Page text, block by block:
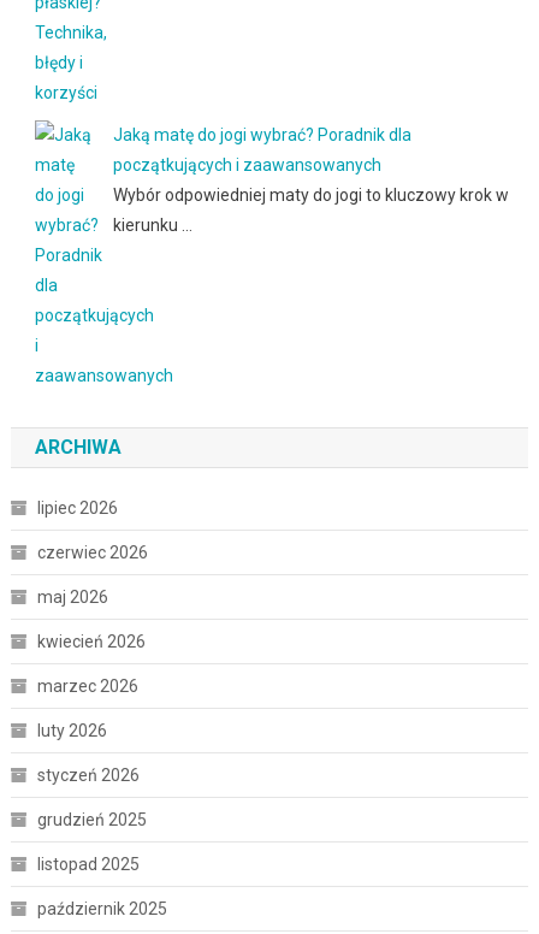
Jaką matę do jogi wybrać? Poradnik dla
początkujących i zaawansowanych
Wybór odpowiedniej maty do jogi to kluczowy krok w
kierunku …
ARCHIWA
lipiec 2026
czerwiec 2026
maj 2026
kwiecień 2026
marzec 2026
luty 2026
styczeń 2026
grudzień 2025
listopad 2025
październik 2025